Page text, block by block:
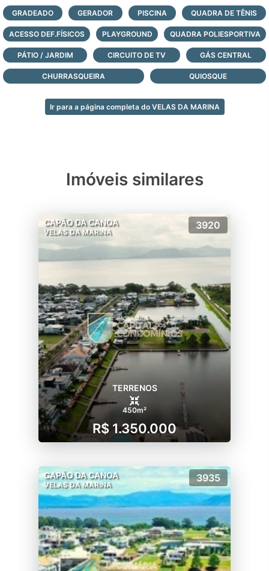
abaixo, faça contato agora mesmo e saiba
mais!
GRADEADO GERADOR PISCINA QUADRA DE TÊNIS
ACESSO DEF.FÍSICOS PLAYGROUND QUADRA POLIESPORTIVA
PÁTIO / JARDIM CIRCUITO DE TV GÁS CENTRAL
CHURRASQUEIRA QUIOSQUE
Ir para a página completa do VELAS DA MARINA
Imóveis similares
CAPÃO DA CANOA
VELAS DA MARINA
3920
TERRENOS
450m²
R$ 1.350.000
CAPÃO DA CANOA
VELAS DA MARINA
3935